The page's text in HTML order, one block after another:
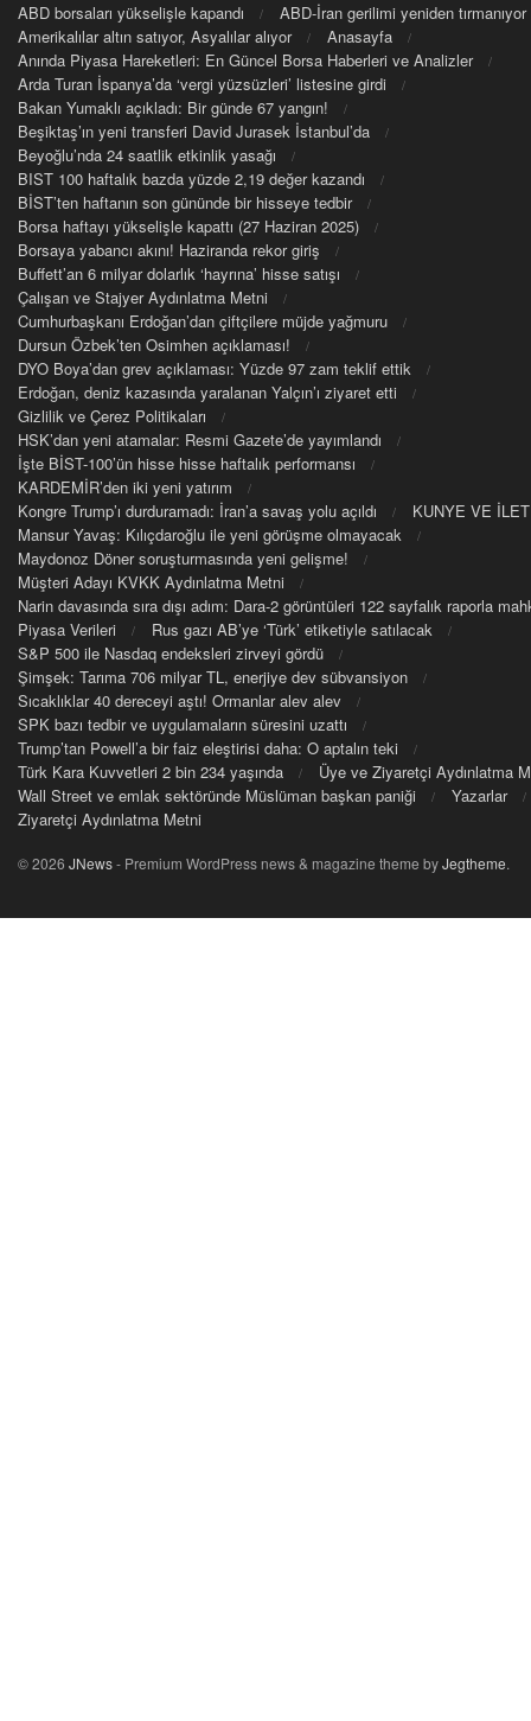
ABD borsaları yükselişle kapandı
ABD-İran gerilimi yeniden tırmanıyor
Amerikalılar altın satıyor, Asyalılar alıyor
Anasayfa
Anında Piyasa Hareketleri: En Güncel Borsa Haberleri ve Analizler
Arda Turan İspanya’da ‘vergi yüzsüzleri’ listesine girdi
Bakan Yumaklı açıkladı: Bir günde 67 yangın!
Beşiktaş’ın yeni transferi David Jurasek İstanbul’da
Beyoğlu’nda 24 saatlik etkinlik yasağı
BIST 100 haftalık bazda yüzde 2,19 değer kazandı
BİST’ten haftanın son gününde bir hisseye tedbir
Borsa haftayı yükselişle kapattı (27 Haziran 2025)
Borsaya yabancı akını! Haziranda rekor giriş
Buffett’an 6 milyar dolarlık ‘hayrına’ hisse satışı
Çalışan ve Stajyer Aydınlatma Metni
Cumhurbaşkanı Erdoğan’dan çiftçilere müjde yağmuru
Dursun Özbek’ten Osimhen açıklaması!
DYO Boya’dan grev açıklaması: Yüzde 97 zam teklif ettik
Erdoğan, deniz kazasında yaralanan Yalçın’ı ziyaret etti
Gizlilik ve Çerez Politikaları
HSK’dan yeni atamalar: Resmi Gazete’de yayımlandı
İşte BİST-100’ün hisse hisse haftalık performansı
KARDEMİR’den iki yeni yatırım
Kongre Trump’ı durduramadı: İran’a savaş yolu açıldı
KUNYE VE
Mansur Yavaş: Kılıçdaroğlu ile yeni görüşme olmayacak
Maydonoz Döner soruşturmasında yeni gelişme!
Müşteri Adayı KVKK Aydınlatma Metni
Narin davasında sıra dışı adım: Dara-2 görüntüleri 122 sayfalık raporla
Piyasa Verileri
Rus gazı AB’ye ‘Türk’ etiketiyle satılacak
S&P 500 ile Nasdaq endeksleri zirveyi gördü
Şimşek: Tarıma 706 milyar TL, enerjiye dev sübvansiyon
Sıcaklıklar 40 dereceyi aştı! Ormanlar alev alev
SPK bazı tedbir ve uygulamaların süresini uzattı
Trump’tan Powell’a bir faiz eleştirisi daha: O aptalın teki
Türk Kara Kuvvetleri 2 bin 234 yaşında
Üye ve Ziyaretçi Aydınlatma
Wall Street ve emlak sektöründe Müslüman başkan paniği
Yazarlar
Ziyaretçi Aydınlatma Metni
© 2026 JNews- Premium WordPress news & magazine theme byJegtheme.